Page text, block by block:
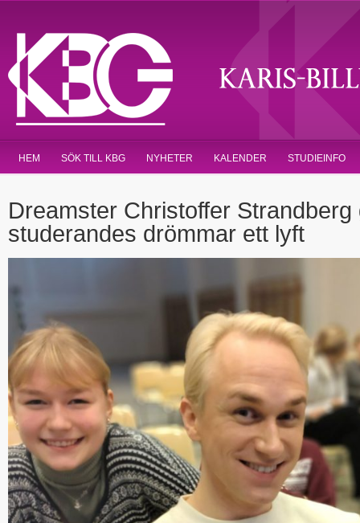
HEM SÖK TILL KBG NYHETER KALENDER STUDIEINFO
Dreamster Christoffer Strandberg
studerandes drömmar ett lyft